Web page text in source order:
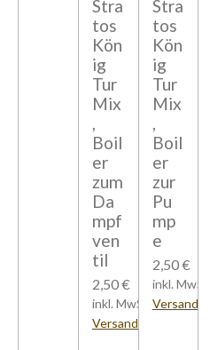
Stra
tos
Kön
ig
Tur
Mix
,
Boil
er
zum
Da
mpf
ven
til
2,50 €
inkl. MwSt zzgl.
Versandkosten
Stra
tos
Kön
ig
Tur
Mix
,
Boil
er
zur
Pu
mp
e
2,50 €
inkl. MwSt